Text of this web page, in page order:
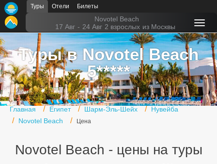
Туры Отели Билеты
Novotel Beach
17 Авг - 24 Авг 2 взрослых из Москвы
Туры в Novotel Beach
5*****
Главная Египет Шарм-Эль-Шейх
Нувейба
Novotel Beach
Цена
Novotel Beach - цены на туры
Главная
Горящие туры
Туры в Турцию
Туры в Египет
Туры в ОАЭ
Офис г. Москва